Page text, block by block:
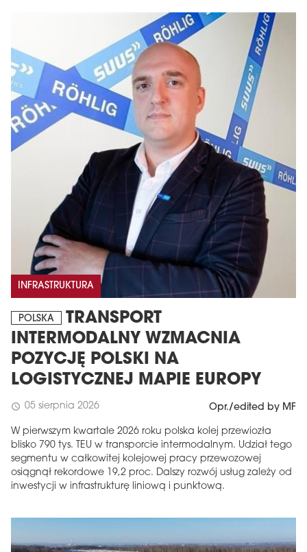
INFRASTRUKTURA
POLSKA
TRANSPORT
INTERMODALNY WZMACNIA
POZYCJĘ POLSKI NA
LOGISTYCZNEJ MAPIE EUROPY
schedule 05 sierpnia 2026 Opr./edited by MF
W pierwszym kwartale 2026 roku polska kolej przewiozła
blisko 790 tys. TEU w transporcie intermodalnym. Udział tego
segmentu w całkowitej kolejowej pracy przewozowej
osiągnął rekordowe 19,2 proc. Dalszy rozwój usług zależy od
inwestycji w infrastrukturę liniową i punktową.